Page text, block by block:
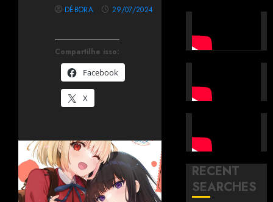
Compartilhe isso:
Facebook
X
DÉBORA 29/07/2024
RECENT
SEARCHES